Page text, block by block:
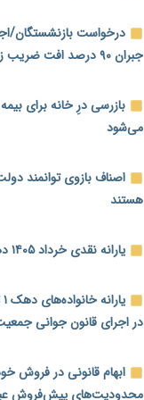
نه از جنگ می‌ترسیم، نه از
فرمول تازه مستمری در
اجتماعی؟
کنترل ترازنامه بانک‌ها؛
جنگ با تورم از بانک‌ها و
عینک گران‌تر شد؛ ارز و
درخواست بازنشستگان/
جبران ۹۰ درصد افت ضریب زمان برقراری
بازرسی درِ خانه برای
می‌شود
اصناف بازوی توانمند
هستند
یارانه نقدی خرداد ۱۴۰۵ دهک‌های چهارم تا نهم واریز شد
در اجرای قانون جوانی
ابهام قانونی در فروش
محدودیت‌های پیش‌فروش